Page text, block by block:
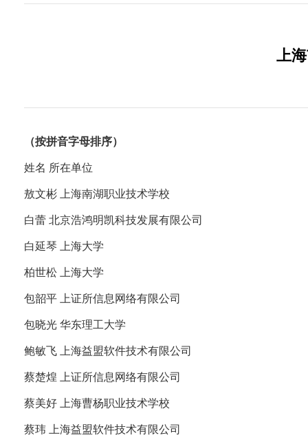
上
（按拼音字母排序）
姓名 所在单位
敖文彬 上海南湖职业技术学校
白蕾 北京浩鸿明凯科技发展有限公司
白延琴 上海大学
柏世松 上海大学
包韶平 上证所信息网络有限公司
包晓光 华东理工大学
鲍敏飞 上海益盟软件技术有限公司
蔡楚煌 上证所信息网络有限公司
蔡美好 上海曹杨职业技术学校
蔡玮 上海益盟软件技术有限公司